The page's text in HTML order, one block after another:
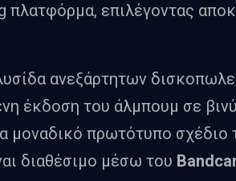
πλατφόρμα, επιλέγοντας
ανεξάρτητων
έκδοση του άλμπουμ σε
μοναδικό πρωτότυπο σχέδιο
διαθέσιμο μέσω του